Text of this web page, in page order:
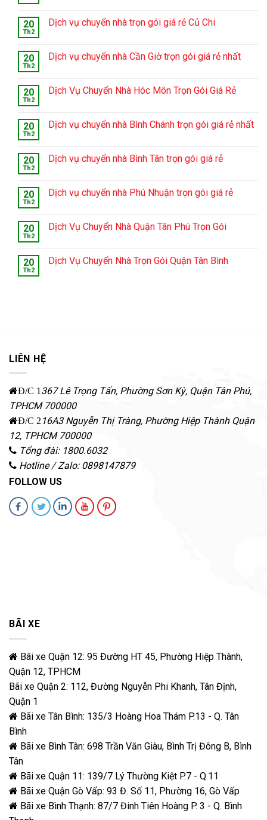
20
Th2
Dịch vụ chuyển nhà trọn gói giá rẻ Củ Chi
20
Th2
Dịch vụ chuyển nhà Cần Giờ trọn gói giá rẻ nhất
20
Th2
Dịch Vụ Chuyển Nhà Hóc Môn Trọn Gói Giá Rẻ
20
Th2
Dịch vụ chuyển nhà Bình Chánh trọn gói giá rẻ nhất
20
Th2
Dịch vụ chuyển nhà Bình Tân trọn gói giá rẻ
20
Th2
Dịch vụ chuyển nhà Phú Nhuận trọn gói giá rẻ
20
Th2
Dịch Vụ Chuyển Nhà Quận Tân Phú Trọn Gói
20
Th2
Dịch Vụ Chuyển Nhà Trọn Gói Quận Tân Bình
LIÊN HỆ
Đ/C 1 367 Lê Trọng Tấn, Phường Sơn Kỳ, Quận Tân Phú,
TPHCM 700000
Đ/C 2 16A3 Nguyễn Thị Tràng, Phường Hiệp Thành Quận
12, TPHCM 700000
Tổng đài: 1800.6032
Hotline / Zalo: 0898147879
FOLLOW US
BÃI XE
Bãi xe Quận 12: 95 Đường HT 45, Phường Hiệp Thành,
Quận 12, TPHCM
Bãi xe Quận 2: 112, Đường Nguyễn Phi Khanh, Tân Định,
Quận 1
Bãi xe Tân Bình: 135/3 Hoàng Hoa Thám P.13 - Q. Tân
Bình
Bãi xe Bình Tân: 698 Trần Văn Giàu, Bình Trị Đông B, Bình
Tân
Bãi xe Quận 11: 139/7 Lý Thường Kiệt P.7 - Q.11
Bãi xe Quận Gò Vấp: 93 Đ. Số 11, Phường 16, Gò Vấp
Bãi xe Bình Thạnh: 87/7 Đinh Tiên Hoàng P. 3 - Q. Bình